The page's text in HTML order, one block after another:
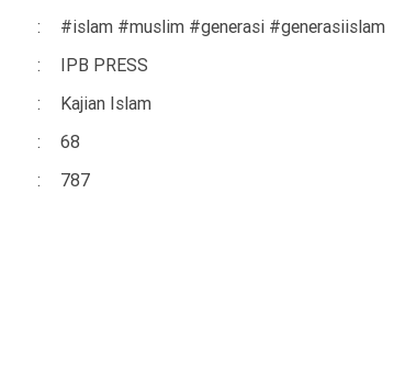
#islam #muslim #generasi #generasiislam
IPB PRESS
Kajian Islam
68
787